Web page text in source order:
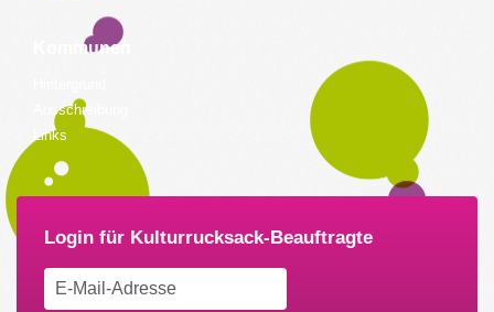
Kommunen
Ausschreibung
Links